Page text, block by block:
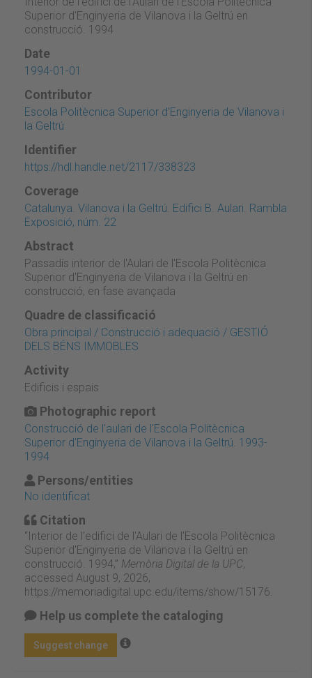
Superior d'Enginyeria de Vilanova i la Geltrú en
construcció. 1994
Date
1994-01-01
Contributor
Escola Politècnica Superior d'Enginyeria de Vilanova i
la Geltrú
Identifier
https://hdl.handle.net/2117/338323
Coverage
Catalunya. Vilanova i la Geltrú. Edifici B. Aulari. Rambla
Exposició, núm. 22
Abstract
Passadís interior de l'Aulari de l'Escola Politècnica
Superior d'Enginyeria de Vilanova i la Geltrú en
construcció, en fase avançada
Quadre de classificació
Obra principal / Construcció i adequació / GESTIÓ
DELS BÉNS IMMOBLES
Activity
Edificis i espais
Photographic report
Construcció de l'aulari de l'Escola Politècnica
Superior d'Enginyeria de Vilanova i la Geltrú. 1993-
1994
Persons/entities
No identificat
Citation
“Interior de l'edifici de l'Aulari de l'Escola Politècnica
Superior d'Enginyeria de Vilanova i la Geltrú en
construcció. 1994,” Memòria Digital de la UPC,
accessed August 9, 2026,
https://memoriadigital.upc.edu/items/show/15176
Help us complete the cataloging
Suggest change